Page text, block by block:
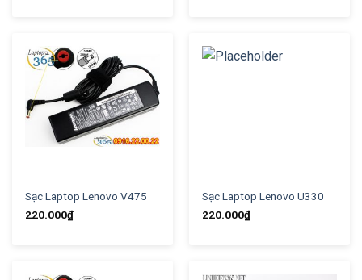
Sạc Laptop Lenovo V475
220.000₫
Sạc Laptop Lenovo U330
220.000₫